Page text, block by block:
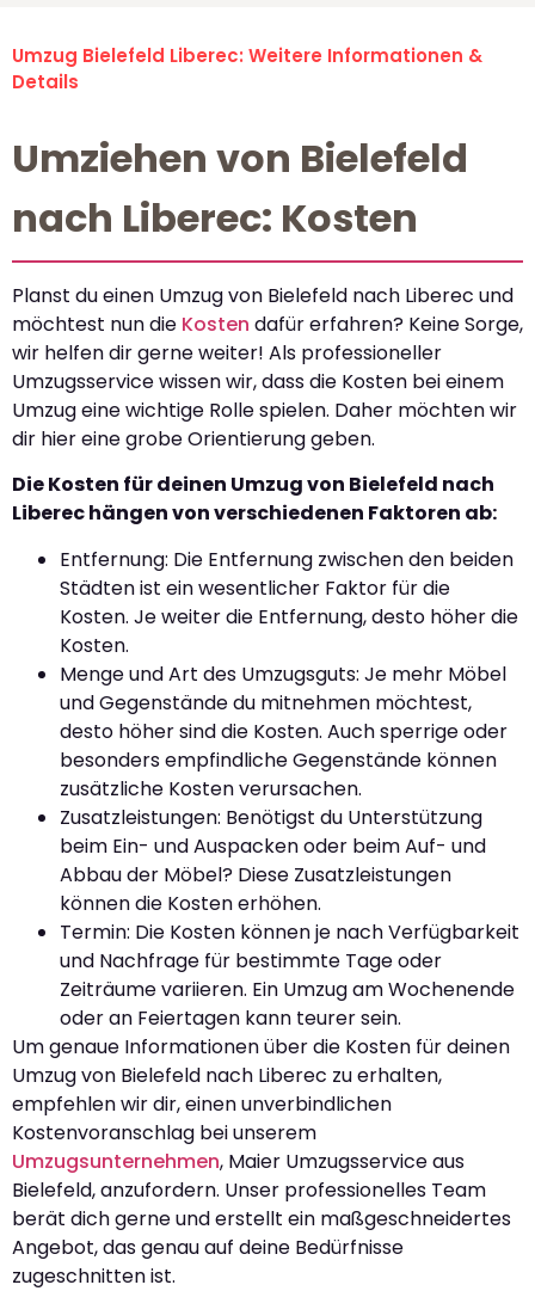
Umzug Bielefeld Liberec: Weitere Informationen &
Details
Umziehen von Bielefeld
nach Liberec: Kosten
Planst du einen Umzug von Bielefeld nach Liberec und
möchtest nun die Kosten dafür erfahren? Keine Sorge,
wir helfen dir gerne weiter! Als professioneller
Umzugsservice wissen wir, dass die Kosten bei einem
Umzug eine wichtige Rolle spielen. Daher möchten wir
dir hier eine grobe Orientierung geben.
Die Kosten für deinen Umzug von Bielefeld nach
Liberec hängen von verschiedenen Faktoren ab:
Entfernung: Die Entfernung zwischen den beiden
Städten ist ein wesentlicher Faktor für die
Kosten. Je weiter die Entfernung, desto höher die
Kosten.
Menge und Art des Umzugsguts: Je mehr Möbel
und Gegenstände du mitnehmen möchtest,
desto höher sind die Kosten. Auch sperrige oder
besonders empfindliche Gegenstände können
zusätzliche Kosten verursachen.
Zusatzleistungen: Benötigst du Unterstützung
beim Ein- und Auspacken oder beim Auf- und
Abbau der Möbel? Diese Zusatzleistungen
können die Kosten erhöhen.
Termin: Die Kosten können je nach Verfügbarkeit
und Nachfrage für bestimmte Tage oder
Zeiträume variieren. Ein Umzug am Wochenende
oder an Feiertagen kann teurer sein.
Um genaue Informationen über die Kosten für deinen
Umzug von Bielefeld nach Liberec zu erhalten,
empfehlen wir dir, einen unverbindlichen
Kostenvoranschlag bei unserem
Umzugsunternehmen, Maier Umzugsservice aus
Bielefeld, anzufordern. Unser professionelles Team
berät dich gerne und erstellt ein maßgeschneidertes
Angebot, das genau auf deine Bedürfnisse
zugeschnitten ist.